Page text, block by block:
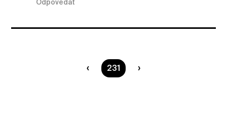
Odpovedať
Ste na strane
231